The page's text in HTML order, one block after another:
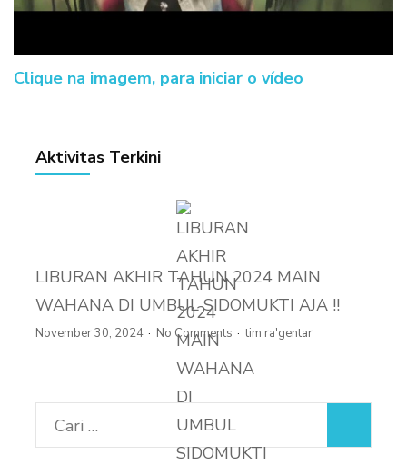
Clique na imagem, para iniciar o vídeo
Aktivitas Terkini
LIBURAN AKHIR TAHUN 2024 MAIN
WAHANA DI UMBUL SIDOMUKTI AJA !!
November 30, 2024 No Comments tim ra'gentar
Cari
untuk: